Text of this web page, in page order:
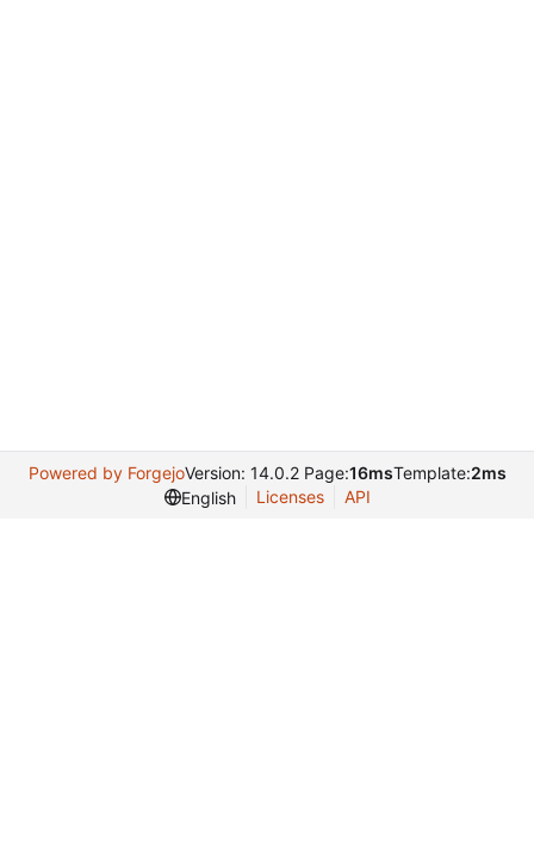
Powered by ForgejoVersion: 14.0.2 Page:16msTemplate:2ms
English
Licenses API